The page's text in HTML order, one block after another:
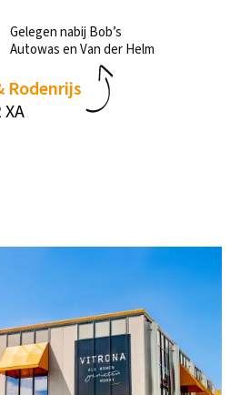
Rodenrijs
Gelegen nabij Bob’s
Autowas en Van der Helm